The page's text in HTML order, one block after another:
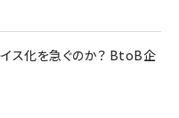
ス化を急ぐのか？ BtoB企